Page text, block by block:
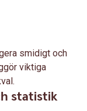
smidigt och
viktiga
statistik